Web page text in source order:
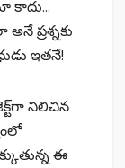
కాదు…
ప్రశ్నకు
ఇతనే!
నిలిచిన
ఈ